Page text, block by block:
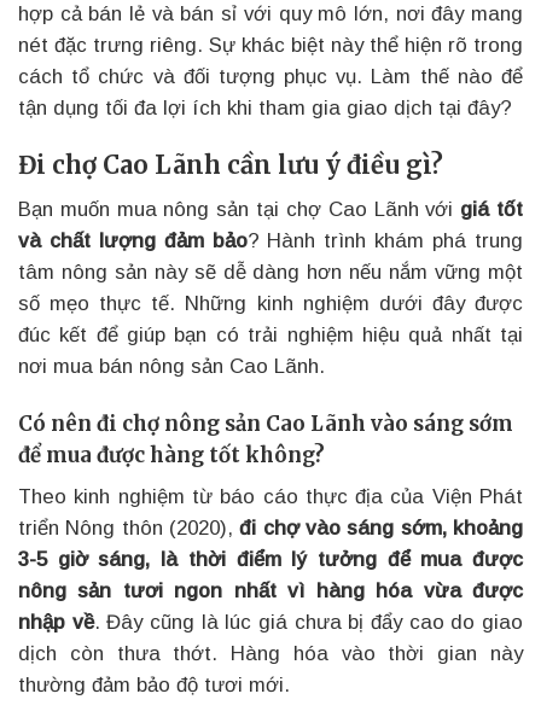
hợp cả bán lẻ và bán sỉ với quy mô lớn, nơi đây mang
nét đặc trưng riêng. Sự khác biệt này thể hiện rõ trong
cách tổ chức và đối tượng phục vụ. Làm thế nào để
tận dụng tối đa lợi ích khi tham gia giao dịch tại đây?
Đi chợ Cao Lãnh cần lưu ý điều gì?
Bạn muốn mua nông sản tại chợ Cao Lãnh với giá tốt
và chất lượng đảm bảo? Hành trình khám phá trung
tâm nông sản này sẽ dễ dàng hơn nếu nắm vững một
số mẹo thực tế. Những kinh nghiệm dưới đây được
đúc kết để giúp bạn có trải nghiệm hiệu quả nhất tại
nơi mua bán nông sản Cao Lãnh.
Có nên đi chợ nông sản Cao Lãnh vào sáng sớm
để mua được hàng tốt không?
Theo kinh nghiệm từ báo cáo thực địa của Viện Phát
triển Nông thôn (2020),đi chợ vào sáng sớm, khoảng
3-5 giờ sáng, là thời điểm lý tưởng để mua được
nông sản tươi ngon nhất vì hàng hóa vừa được
nhập về. Đây cũng là lúc giá chưa bị đẩy cao do giao
dịch còn thưa thớt. Hàng hóa vào thời gian này
thường đảm bảo độ tươi mới.